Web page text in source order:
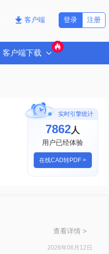
客户端 注册
登录
客户端下载
实时引擎统计
7862人
用户已经体验
在线CAD转PDF >
查看详情 >
2026年06月12日